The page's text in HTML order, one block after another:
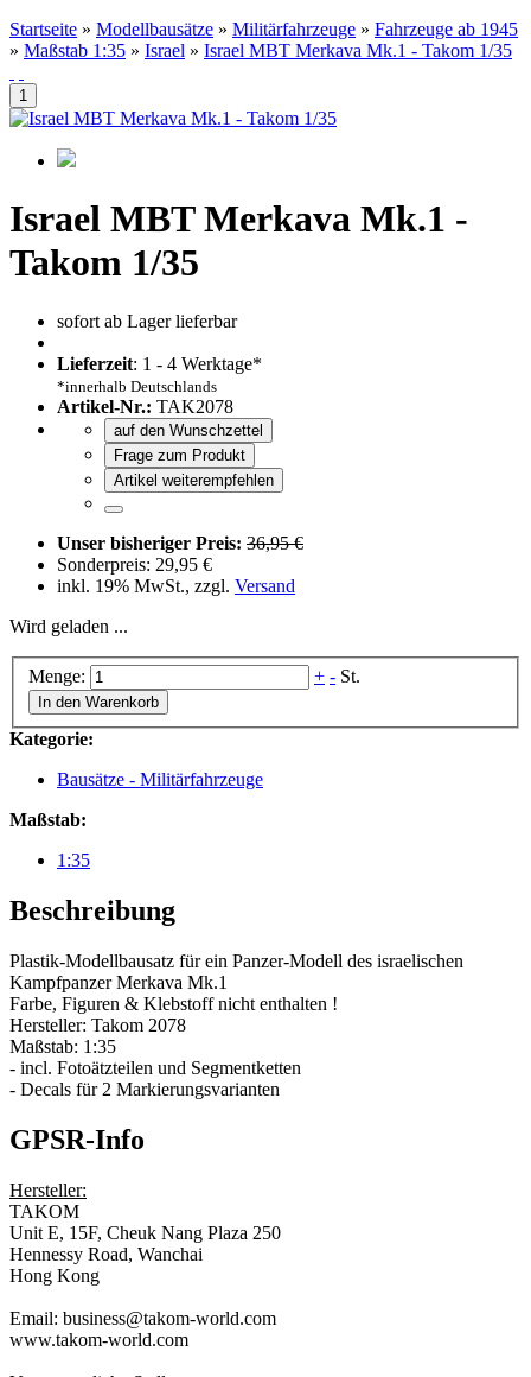
Startseite » Modellbausätze » Militärfahrzeuge » Fahrzeuge ab 1945
» Maßstab 1:35 » Israel » Israel MBT Merkava Mk.1 - Takom 1/35
Israel MBT Merkava Mk.1 -
Takom 1/35
sofort ab Lager lieferbar
Lieferzeit: 1 - 4 Werktage*
*innerhalb Deutschlands
Artikel-Nr.: TAK2078
auf den Wunschzettel
Frage zum Produkt
Artikel weiterempfehlen
Unser bisheriger Preis: 36,95 €
Sonderpreis: 29,95 €
inkl. 19% MwSt., zzgl. Versand
Wird geladen ...
Menge: + - St.
In den Warenkorb
Kategorie:
Bausätze - Militärfahrzeuge
Maßstab:
1:35
Beschreibung
Plastik-Modellbausatz für ein Panzer-Modell des israelischen
Kampfpanzer Merkava Mk.1
Farbe, Figuren & Klebstoff nicht enthalten !
Hersteller: Takom 2078
Maßstab: 1:35
- incl. Fotoätzteilen und Segmentketten
- Decals für 2 Markierungsvarianten
GPSR-Info
Hersteller:
TAKOM
Unit E, 15F, Cheuk Nang Plaza 250
Hennessy Road, Wanchai
Hong Kong
Email: business@takom-world.com
www.takom-world.com